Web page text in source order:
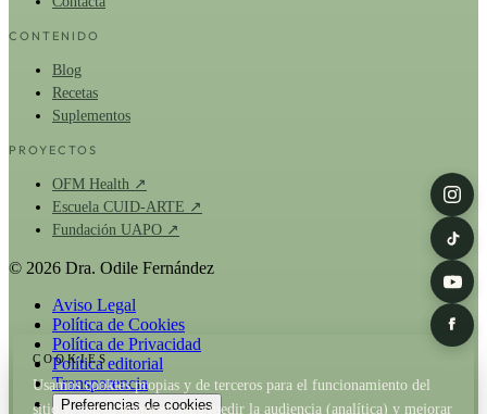
CONTENIDO
Blog
Recetas
Suplementos
PROYECTOS
OFM Health ↗
Escuela CUID-ARTE ↗
Fundación UAPO ↗
© 2026 Dra. Odile Fernández
Aviso Legal
Política de Cookies
Política de Privacidad
Política editorial
Transparencia
Preferencias de cookies
COOKIES
Usamos cookies propias y de terceros para el funcionamiento del
sitio y, con tu permiso, para medir la audiencia (analítica) y mejorar